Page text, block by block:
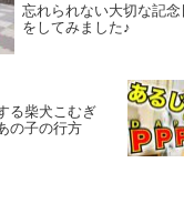
忘れられない大切な記
をしてみました♪
る柴犬こむぎ
の子の行方